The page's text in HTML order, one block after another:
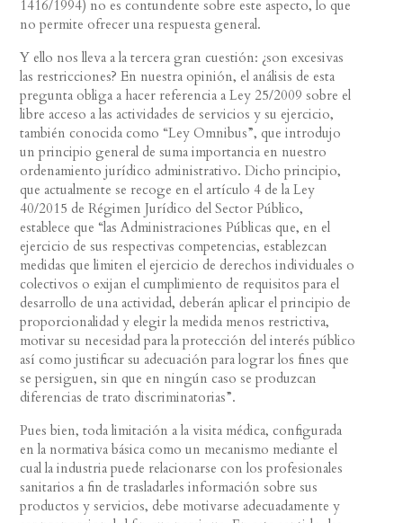
1416/1994) no es contundente sobre este aspecto, lo que
no permite ofrecer una respuesta general.
Y ello nos lleva a la tercera gran cuestión: ¿son excesivas
las restricciones? En nuestra opinión, el análisis de esta
pregunta obliga a hacer referencia a Ley 25/2009 sobre el
libre acceso a las actividades de servicios y su ejercicio,
también conocida como “Ley Omnibus”, que introdujo
un principio general de suma importancia en nuestro
ordenamiento jurídico administrativo. Dicho principio,
que actualmente se recoge en el artículo 4 de la Ley
40/2015 de Régimen Jurídico del Sector Público,
establece que “las Administraciones Públicas que, en el
ejercicio de sus respectivas competencias, establezcan
medidas que limiten el ejercicio de derechos individuales o
colectivos o exijan el cumplimiento de requisitos para el
desarrollo de una actividad, deberán aplicar el principio de
proporcionalidad y elegir la medida menos restrictiva,
motivar su necesidad para la protección del interés público
así como justificar su adecuación para lograr los fines que
se persiguen, sin que en ningún caso se produzcan
diferencias de trato discriminatorias”.
Pues bien, toda limitación a la visita médica, configurada
en la normativa básica como un mecanismo mediante el
cual la industria puede relacionarse con los profesionales
sanitarios a fin de trasladarles información sobre sus
productos y servicios, debe motivarse adecuadamente y